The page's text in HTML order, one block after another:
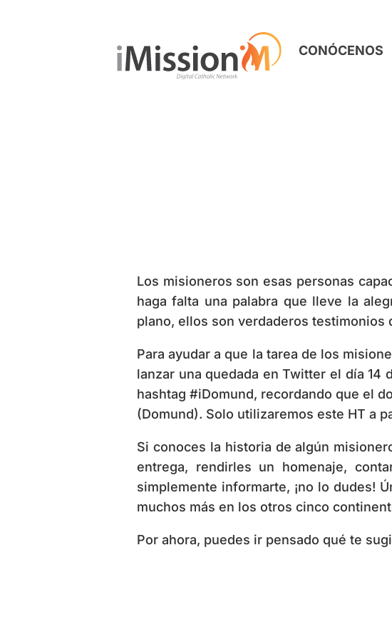
CONÓCENOS
Los misioneros son esas personas
haga falta una palabra que lleve la
plano, ellos son verdaderos testimonios
Para ayudar a que la tarea de los
lanzar una quedada en Twitter el día 14
hashtag #iDomund, recordando que el
(Domund). Solo utilizaremos este HT a
Si conoces la historia de algún
entrega, rendirles un homenaje,
simplemente informarte, ¡no lo dudes!
muchos más en los otros cinco
Por ahora, puedes ir pensado qué te